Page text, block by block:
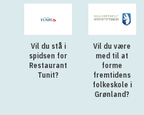
Vil du stå i
spidsen for
Restaurant
Tunit?
Vil du være
med til at
forme
fremtidens
folkeskole i
Grønland?